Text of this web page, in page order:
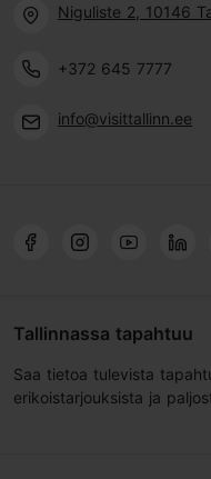
Niguliste 2, 10146
+372 645 7777
info@visittallinn.ee
Tallinnassa tapahtuu
Saa tietoa tulevista
erikoistarjouksista ja